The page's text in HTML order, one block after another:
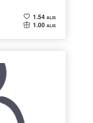
1.54 ALIS
1.00 ALIS